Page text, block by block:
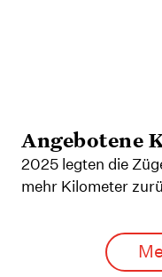
Angebotene
2025 legten die
mehr Kilometer